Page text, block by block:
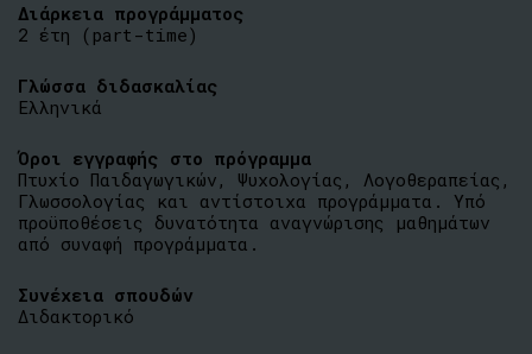
Διάρκεια προγράμματος
2 έτη (part-time)
Γλώσσα διδασκαλίας
Ελληνικά
Όροι εγγραφής στο πρόγραμμα
Πτυχίο Παιδαγωγικών, Ψυχολογίας, Λογοθεραπείας,
Γλωσσολογίας και αντίστοιχα προγράμματα. Υπό
προϋποθέσεις δυνατότητα αναγνώρισης μαθημάτων
από συναφή προγράμματα.
Συνέχεια σπουδών
Διδακτορικό